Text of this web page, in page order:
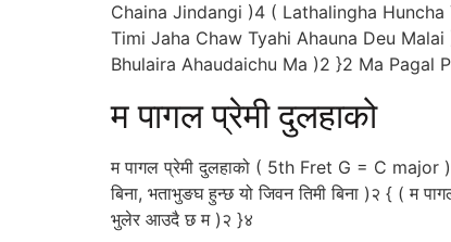
Chaina Jindangi )4 ( Lathalingha
Timi Jaha Chaw Tyahi Ahauna Deu
Bhulaira Ahaudaichu Ma )2 }2 Ma Pagal
म पागल प्रेमी दुलहाको
म पागल प्रेमी दुलहाको ( 5th Fret G = C major ) {
बिना, भताभुङघ हुन्छ यो जिवन तिमी बिना )२ { ( म
भुलेर आउदै छ म )२ }४